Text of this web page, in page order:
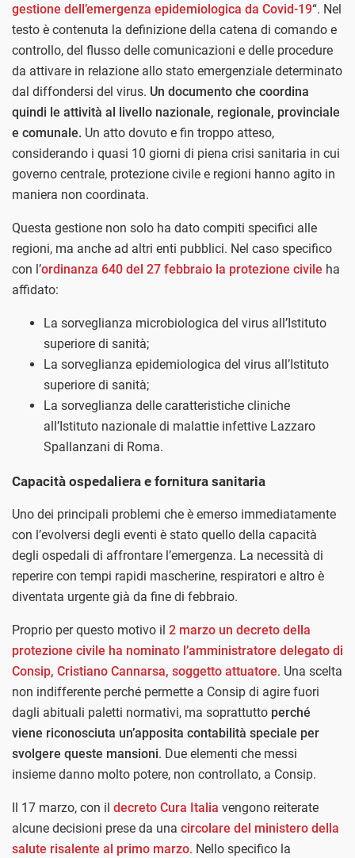
gestione dell’emergenza epidemiologica da Covid-19“. Nel
testo è contenuta la definizione della catena di comando e
controllo, del flusso delle comunicazioni e delle procedure
da attivare in relazione allo stato emergenziale determinato
dal diffondersi del virus. Un documento che coordina
quindi le attività al livello nazionale, regionale, provinciale
e comunale. Un atto dovuto e fin troppo atteso,
considerando i quasi 10 giorni di piena crisi sanitaria in cui
governo centrale, protezione civile e regioni hanno agito in
maniera non coordinata.
Questa gestione non solo ha dato compiti specifici alle
regioni, ma anche ad altri enti pubblici. Nel caso specifico
con l’ordinanza 640 del 27 febbraio la protezione civile ha
affidato:
La sorveglianza microbiologica del virus all’Istituto
superiore di sanità;
La sorveglianza epidemiologica del virus all’Istituto
superiore di sanità;
La sorveglianza delle caratteristiche cliniche
all’Istituto nazionale di malattie infettive Lazzaro
Spallanzani di Roma.
Capacità ospedaliera e fornitura sanitaria
Uno dei principali problemi che è emerso immediatamente
con l’evolversi degli eventi è stato quello della capacità
degli ospedali di affrontare l’emergenza. La necessità di
reperire con tempi rapidi mascherine, respiratori e altro è
diventata urgente già da fine di febbraio.
Proprio per questo motivo il 2 marzo un decreto della
protezione civile ha nominato l’amministratore delegato di
Consip, Cristiano Cannarsa, soggetto attuatore. Una scelta
non indifferente perché permette a Consip di agire fuori
dagli abituali paletti normativi, ma soprattutto perché
viene riconosciuta un’apposita contabilità speciale per
svolgere queste mansioni. Due elementi che messi
insieme danno molto potere, non controllato, a Consip.
Il 17 marzo, con il decreto Cura Italia vengono reiterate
alcune decisioni prese da una circolare del ministero della
salute risalente al primo marzo. Nello specifico la